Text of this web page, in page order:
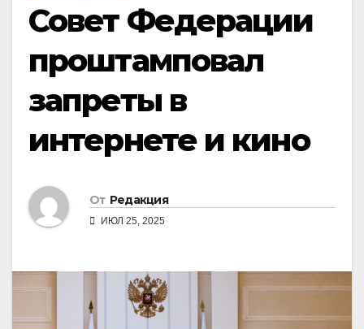
Совет Федерации
проштамповал
запреты в
интернете и кино
От Редакция
ИЮЛ 25, 2025